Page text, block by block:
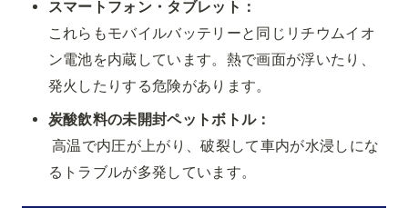
スマートフォン・タブレット：
これらもモバイルバッテリーと同じリチウムイオ
ン電池を内蔵しています。熱で画面が浮いたり、
発火したりする危険があります。
高温で内圧が上がり、破裂して車内が水浸しにな
るトラブルが多発しています。